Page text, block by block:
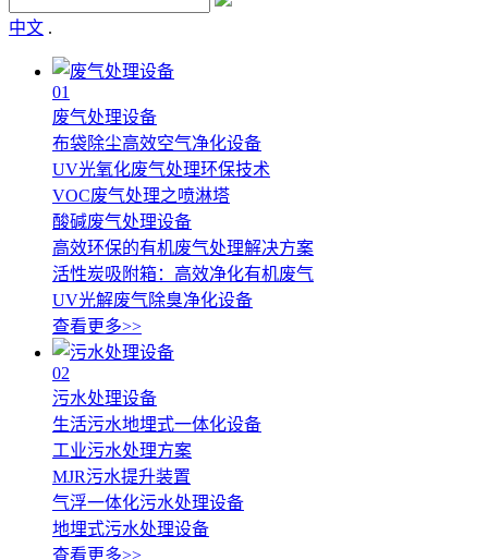
中文 .
01
废气处理设备
布袋除尘高效空气净化设备
UV光氧化废气处理环保技术
VOC废气处理之喷淋塔
酸碱废气处理设备
高效环保的有机废气处理解决方案
活性炭吸附箱：高效净化有机废气
UV光解废气除臭净化设备
查看更多>>
02
污水处理设备
生活污水地埋式一体化设备
工业污水处理方案
MJR污水提升装置
气浮一体化污水处理设备
地埋式污水处理设备
查看更多>>